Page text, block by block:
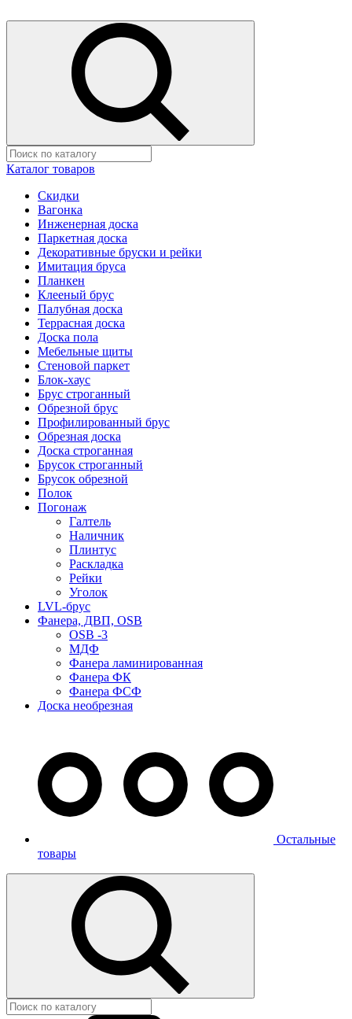
Каталог товаров
Скидки
Вагонка
Инженерная доска
Паркетная доска
Декоративные бруски и рейки
Имитация бруса
Планкен
Клееный брус
Палубная доска
Террасная доска
Доска пола
Мебельные щиты
Стеновой паркет
Блок-хаус
Брус строганный
Обрезной брус
Профилированный брус
Обрезная доска
Доска строганная
Брусок строганный
Брусок обрезной
Полок
Погонаж
Галтель
Наличник
Плинтус
Раскладка
Рейки
Уголок
LVL-брус
Фанера, ДВП, OSB
OSB -3
МДФ
Фанера ламинированная
Фанера ФК
Фанера ФСФ
Доска необрезная
Остальные
товары